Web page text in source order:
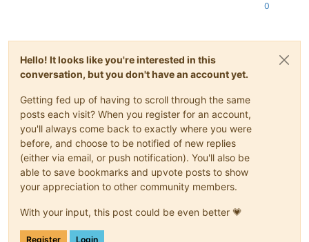
0
Hello! It looks like you're interested in this
conversation, but you don't have an account yet.
Getting fed up of having to scroll through the same
posts each visit? When you register for an account,
you'll always come back to exactly where you were
before, and choose to be notified of new replies
(either via email, or push notification). You'll also be
able to save bookmarks and upvote posts to show
your appreciation to other community members.
With your input, this post could be even better 💗
Register Login